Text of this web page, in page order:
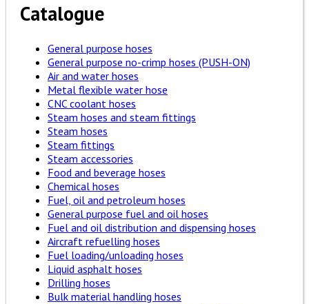
Catalogue
General purpose hoses
General purpose no-crimp hoses (PUSH-ON)
Air and water hoses
Metal flexible water hose
CNC coolant hoses
Steam hoses and steam fittings
Steam hoses
Steam fittings
Steam accessories
Food and beverage hoses
Chemical hoses
Fuel, oil and petroleum hoses
General purpose fuel and oil hoses
Fuel and oil distribution and dispensing hoses
Aircraft refuelling hoses
Fuel loading/unloading hoses
Liquid asphalt hoses
Drilling hoses
Bulk material handling hoses